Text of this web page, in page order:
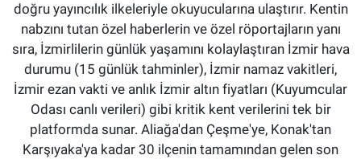
doğru yayıncılık ilkeleriyle okuyucularına ulaştırır. Kentin
nabzını tutan özel haberlerin ve özel röportajların yanı
sıra, İzmirlilerin günlük yaşamını kolaylaştıran İzmir hava
durumu (15 günlük tahminler), İzmir namaz vakitleri,
İzmir ezan vakti ve anlık İzmir altın fiyatları (Kuyumcular
Odası canlı verileri) gibi kritik kent verilerini tek bir
platformda sunar. Aliağa'dan Çeşme'ye, Konak'tan
Karşıyaka'ya kadar 30 ilçenin tamamından gelen son